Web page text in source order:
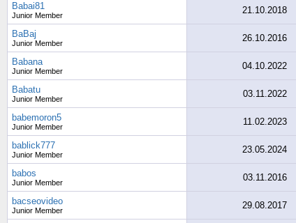
Babai81
Junior Member 21.10.2018
BaBaj
Junior Member 26.10.2016
Babana
Junior Member 04.10.2022
Babatu
Junior Member 03.11.2022
babemoron5
Junior Member 11.02.2023
bablick777
Junior Member 23.05.2024
babos
Junior Member 03.11.2016
bacseovideo
Junior Member 29.08.2017